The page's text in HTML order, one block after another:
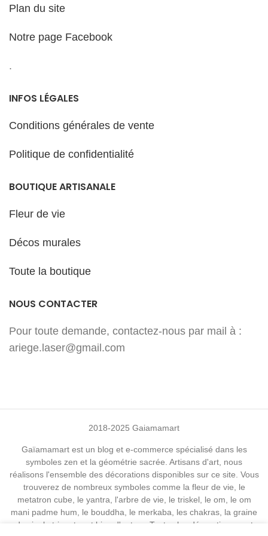
Plan du site
Notre page Facebook
.
INFOS LÉGALES
Conditions générales de vente
Politique de confidentialité
BOUTIQUE ARTISANALE
Fleur de vie
Décos murales
Toute la boutique
NOUS CONTACTER
Pour toute demande, contactez-nous par mail à :
ariege.laser@gmail.com
2018-2025 Gaiamamart
Gaïamamart est un blog et e-commerce spécialisé dans les
symboles zen et la géométrie sacrée. Artisans d'art, nous
réalisons l'ensemble des décorations disponibles sur ce site. Vous
trouverez de nombreux symboles comme la fleur de vie, le
metatron cube, le yantra, l'arbre de vie, le triskel, le om, le om
mani padme hum, le bouddha, le merkaba, les chakras, la graine
de vie, la triquetra et bien d'autres. Toutes les décorations sont